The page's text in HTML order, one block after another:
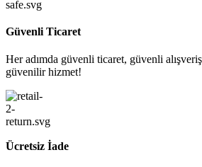
Güvenli Ticaret
Her adımda güvenli ticaret, güvenli
güvenilir hizmet!
Ücretsiz İade